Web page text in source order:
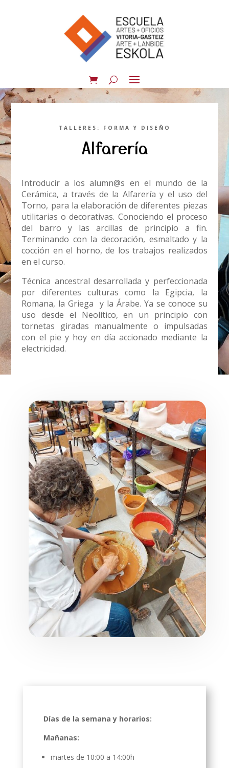
TALLERES: FORMA Y DISEÑO
Alfarería
Introducir a los alumn@s en el mundo de la
Cerámica, a través de la Alfarería y el uso del
Torno, para la elaboración de diferentes piezas
utilitarias o decorativas. Conociendo el proceso
del barro y las arcillas de principio a fin.
Terminando con la decoración, esmaltado y la
cocción en el horno, de los trabajos realizados
en el curso.
Técnica ancestral desarrollada y perfeccionada
por diferentes culturas como la Egipcia, la
Romana, la Griega y la Árabe. Ya se conoce su
uso desde el Neolítico, en un principio con
tornetas giradas manualmente o impulsadas
con el pie y hoy en día accionado mediante la
electricidad.
Días de la semana y horarios:
Mañanas:
martes de 10:00 a 14:00h